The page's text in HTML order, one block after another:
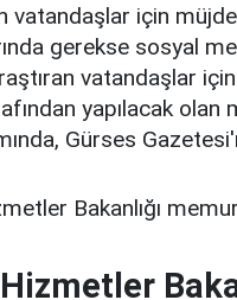
vatandaşlar için
gerekse sosyal
vatandaşlar
yapılacak olan
Gürses
Bakanlığı